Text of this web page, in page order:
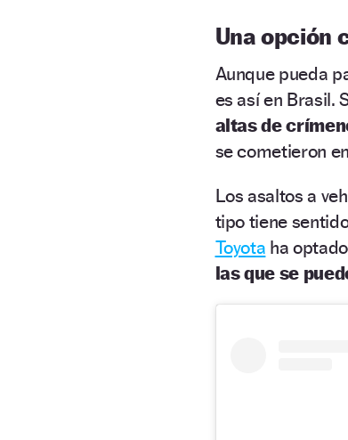
Una opción
Aunque pueda
es así en Brasil.
altas de
se cometieron
Los asaltos a
tipo tiene
Toyota ha
las que se